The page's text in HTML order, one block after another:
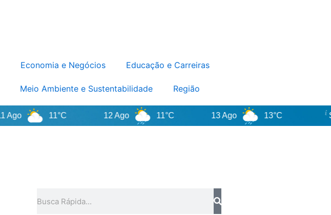
Economia e Negócios Educação e Carreiras
Meio Ambiente e Sustentabilidade Região
11°C 12 Ago 11°C 13 Ago 13°C Santa